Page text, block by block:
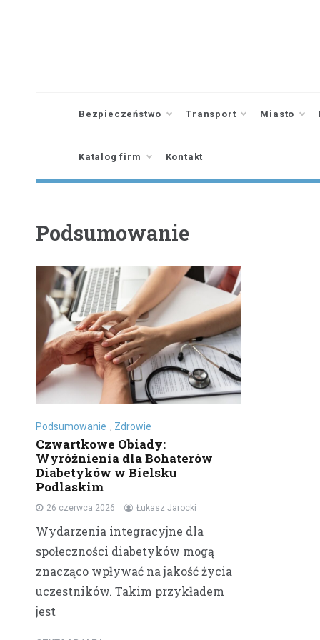
Bezpieczeństwo Transport Miasto
Katalog firm Kontakt
Podsumowanie
Podsumowanie , Zdrowie
Czwartkowe Obiady:
Wyróżnienia dla Bohaterów
Diabetyków w Bielsku
Podlaskim
26 czerwca 2026 Łukasz Jarocki
Wydarzenia integracyjne dla
społeczności diabetyków mogą
znacząco wpływać na jakość życia
uczestników. Takim przykładem
jest